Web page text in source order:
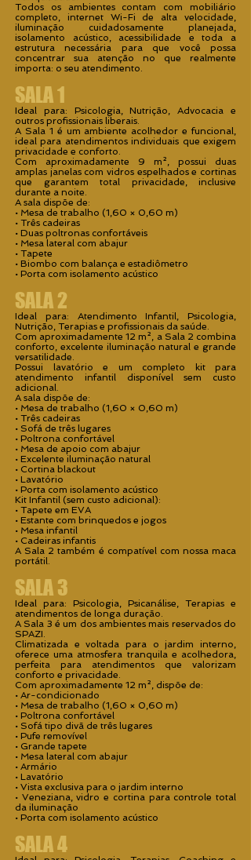
Todos os ambientes contam com mobiliário
completo, internet Wi-Fi de alta velocidade,
iluminação cuidadosamente planejada,
isolamento acústico, acessibilidade e toda a
estrutura necessária para que você possa
concentrar sua atenção no que realmente
importa: o seu atendimento.
SALA 1
Ideal para: Psicologia, Nutrição, Advocacia e
outros profissionais liberais.
A Sala 1 é um ambiente acolhedor e funcional,
ideal para atendimentos individuais que exigem
privacidade e conforto.
Com aproximadamente 9 m², possui duas
amplas janelas com vidros espelhados e cortinas
que garantem total privacidade, inclusive
durante a noite.
A sala dispõe de:
• Mesa de trabalho (1,60 × 0,60 m)
• Três cadeiras
• Duas poltronas confortáveis
• Mesa lateral com abajur
• Tapete
• Biombo com balança e estadiômetro
• Porta com isolamento acústico
SALA 2
Ideal para: Atendimento Infantil, Psicologia,
Nutrição, Terapias e profissionais da saúde.
Com aproximadamente 12 m², a Sala 2 combina
conforto, excelente iluminação natural e grande
versatilidade.
Possui lavatório e um completo kit para
atendimento infantil disponível sem custo
adicional.
A sala dispõe de:
• Mesa de trabalho (1,60 × 0,60 m)
• Três cadeiras
• Sofá de três lugares
• Poltrona confortável
• Mesa de apoio com abajur
• Excelente iluminação natural
• Cortina blackout
• Lavatório
• Porta com isolamento acústico
Kit Infantil (sem custo adicional):
• Tapete em EVA
• Estante com brinquedos e jogos
• Mesa infantil
• Cadeiras infantis
A Sala 2 também é compatível com nossa maca
portátil.
SALA 3
Ideal para: Psicologia, Psicanálise, Terapias e
atendimentos de longa duração.
A Sala 3 é um dos ambientes mais reservados do
SPAZI.
Climatizada e voltada para o jardim interno,
oferece uma atmosfera tranquila e acolhedora,
perfeita para atendimentos que valorizam
conforto e privacidade.
Com aproximadamente 12 m², dispõe de:
• Ar-condicionado
• Mesa de trabalho (1,60 × 0,60 m)
• Poltrona confortável
• Sofá tipo divã de três lugares
• Pufe removível
• Grande tapete
• Mesa lateral com abajur
• Armário
• Lavatório
• Vista exclusiva para o jardim interno
• Veneziana, vidro e cortina para controle total
da iluminação
• Porta com isolamento acústico
SALA 4